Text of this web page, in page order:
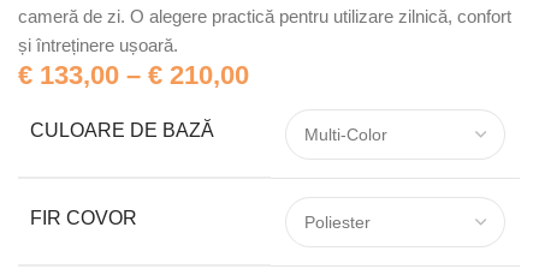
cameră de zi. O alegere practică pentru utilizare zilnică, confort
și întreținere ușoară.
€ 133,00 – € 210,00
CULOARE DE BAZĂ
FIR COVOR